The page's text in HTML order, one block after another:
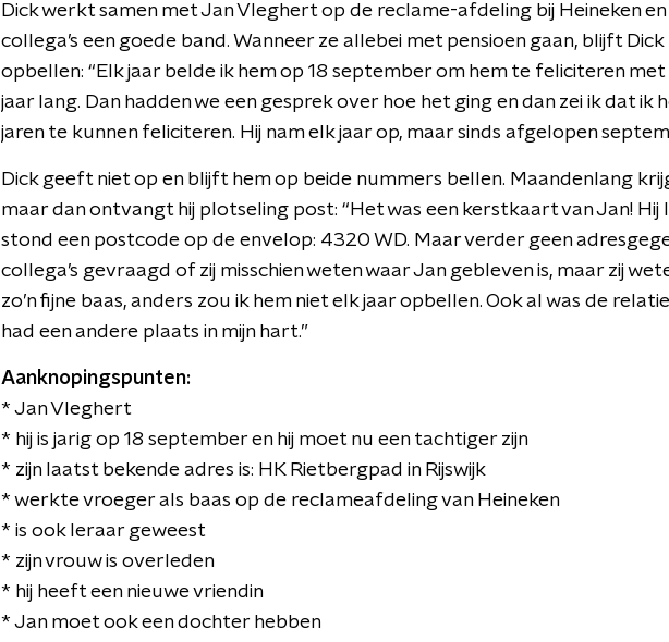
Dick werkt samen met Jan Vleghert op de reclame-afdeling bij Heineken en
collega’s een goede band. Wanneer ze allebei met pensioen gaan, blijft
opbellen: “Elk jaar belde ik hem op 18 september om hem te feliciteren met
jaar lang. Dan hadden we een gesprek over hoe het ging en dan zei ik dat ik
jaren te kunnen feliciteren. Hij nam elk jaar op, maar sinds afgelopen
Dick geeft niet op en blijft hem op beide nummers bellen. Maandenlang
maar dan ontvangt hij plotseling post: “Het was een kerstkaart van Jan! Hij
stond een postcode op de envelop: 4320 WD. Maar verder geen
collega’s gevraagd of zij misschien weten waar Jan gebleven is, maar zij
zo’n fijne baas, anders zou ik hem niet elk jaar opbellen. Ook al was de
had een andere plaats in mijn hart.”
Aanknopingspunten:
* Jan Vleghert
* hij is jarig op 18 september en hij moet nu een tachtiger zijn
* zijn laatst bekende adres is: HK Rietbergpad in Rijswijk
* werkte vroeger als baas op de reclameafdeling van Heineken
* is ook leraar geweest
* zijn vrouw is overleden
* hij heeft een nieuwe vriendin
* Jan moet ook een dochter hebben